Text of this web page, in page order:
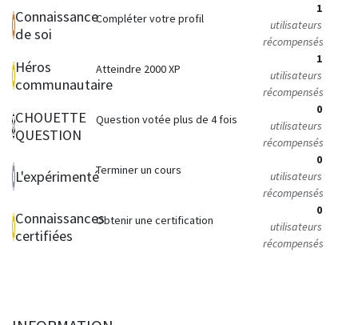
Connaissance
de soi
Compléter votre profil
1
utilisateurs
récompensés
Héros
communautaire
Atteindre 2000 XP
1
utilisateurs
récompensés
CHOUETTE
QUESTION
Question votée plus de 4 fois
0
utilisateurs
récompensés
L'expérimentéTerminer un cours
0
utilisateurs
récompensés
Connaissances
certifiées
Obtenir une certification
0
utilisateurs
récompensés